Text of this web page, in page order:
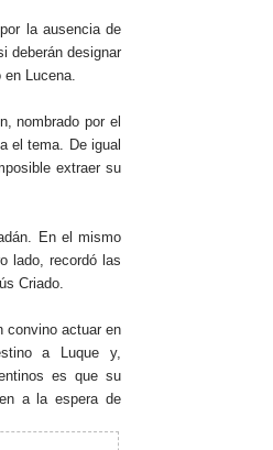
la ausencia de
deberán designar
Lucena.
nombrado por el
el tema. De igual
extraer su
En el mismo
lado, recordó las
Criado.
convino actuar en
a Luque y,
es que su
a la espera de